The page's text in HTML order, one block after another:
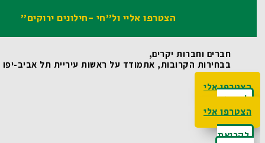
הצטרפו אליי ול"חי -חילונים ירוקים"
חברים וחברות יקרים,
בבחירות הקרובות, אתמודד על ראשות עיריית תל אביב-יפו
הצטרפו אלי
לקריאת
האג'נדה
הצטרפו אלי
לקריאת